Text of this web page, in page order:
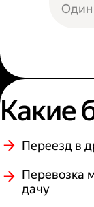
Один
Какие
Переезд в
Перевозка
дачу